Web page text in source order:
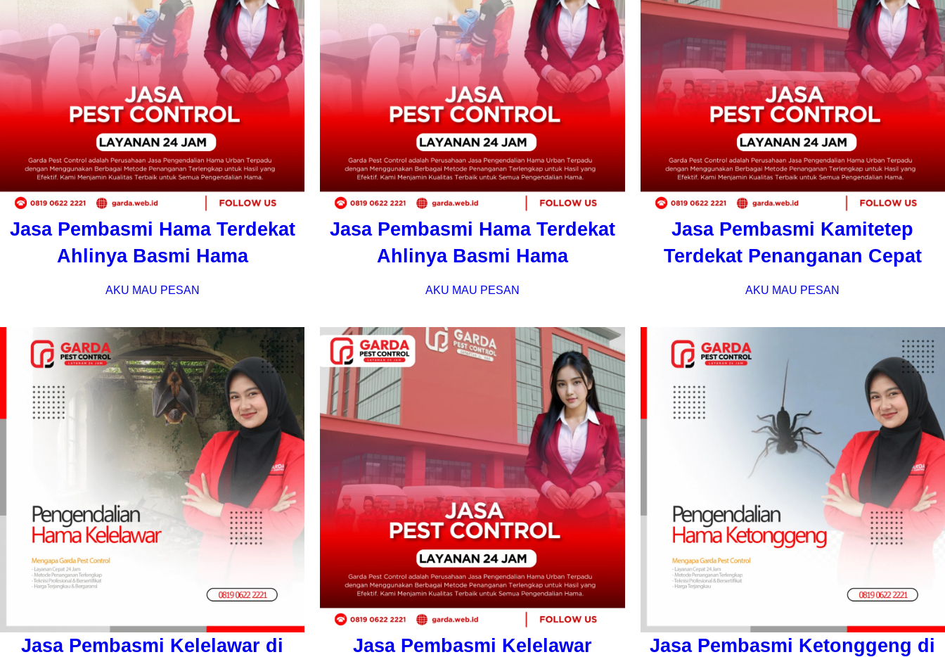
Jasa Pembasmi Hama Terdekat
Ahlinya Basmi Hama
AKU MAU PESAN
Jasa Pembasmi Hama Terdekat
Ahlinya Basmi Hama
AKU MAU PESAN
Jasa Pembasmi Kamitetep
Terdekat Penanganan Cepat
AKU MAU PESAN
Jasa Pembasmi Kelelawar di
Jasa Pembasmi Kelelawar
Jasa Pembasmi Ketonggeng di